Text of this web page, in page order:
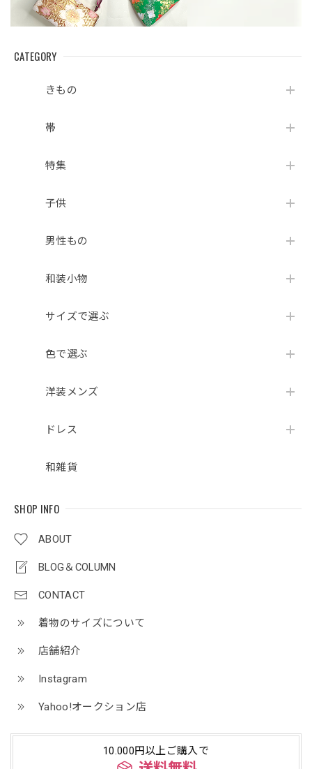
CATEGORY
きもの
帯
特集
子供
男性もの
和装小物
サイズで選ぶ
色で選ぶ
洋装メンズ
ドレス
和雑貨
SHOP INFO
ABOUT
BLOG＆COLUMN
CONTACT
着物のサイズについて
店舗紹介
Instagram
Yahoo!オークション店
10.000円以上ご購入で